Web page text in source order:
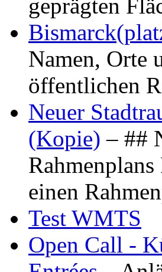
geprägten
Namen, Orte
öffentlichen
Neuer
(Kopie) – ##
einen
Test WMTS
Open Call -